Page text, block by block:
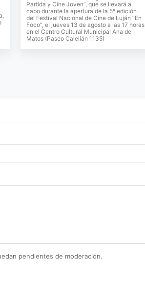
Partida y Cine Joven”, que se llevará a
cabo durante la apertura de la 5° edición
del Festival Nacional de Cine de Luján “En
Foco”, el jueves 13 de agosto a las 17 horas
en el Centro Cultural Municipal Ana de
Matos (Paseo Calelián 1135)
pendientes de moderación.